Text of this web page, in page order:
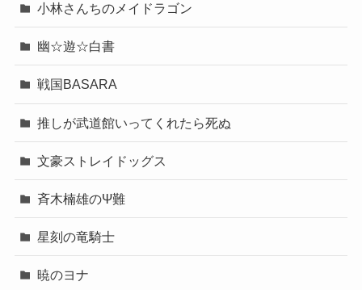
小林さんちのメイドラゴン
幽☆遊☆白書
戦国BASARA
推しが武道館いってくれたら死ぬ
文豪ストレイドッグス
斉木楠雄のΨ難
星刻の竜騎士
暁のヨナ